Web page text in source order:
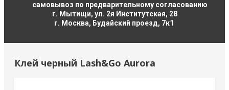
самовывоз по предварительному согласованию
г. Мытищи, ул. 2я Институтская, 28
г. Москва, Будайский проезд, 7к1
Клей черный Lash&Go Aurora